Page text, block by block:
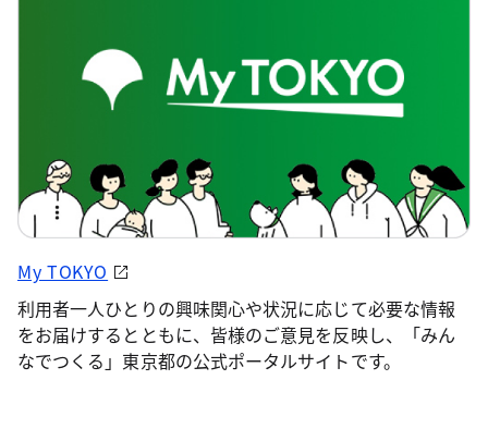
My TOKYO
利用者一人ひとりの興味関心や状況に応じて必要な情報
をお届けするとともに、皆様のご意見を反映し、「みん
なでつくる」東京都の公式ポータルサイトです。